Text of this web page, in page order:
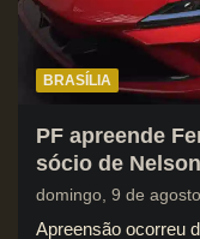
BRASÍLIA
PF apreende
sócio de
domingo, 9 de
Apreensão ocorreu